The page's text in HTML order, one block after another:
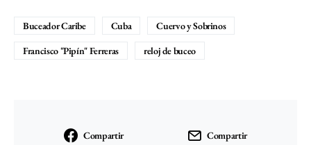
Buceador Caribe Cuba
Cuervo y Sobrinos
Francisco "Pipín" Ferreras
reloj de buceo
Compartir Compartir